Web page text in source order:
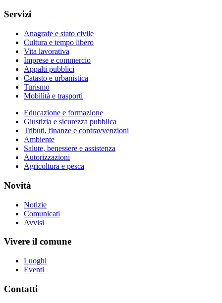
Servizi
Anagrafe e stato civile
Cultura e tempo libero
Vita lavorativa
Imprese e commercio
Appalti pubblici
Catasto e urbanistica
Turismo
Mobilità e trasporti
Educazione e formazione
Giustizia e sicurezza pubblica
Tributi, finanze e contravvenzioni
Ambiente
Salute, benessere e assistenza
Autorizzazioni
Agricoltura e pesca
Novità
Notizie
Comunicati
Avvisi
Vivere il comune
Luoghi
Eventi
Contatti